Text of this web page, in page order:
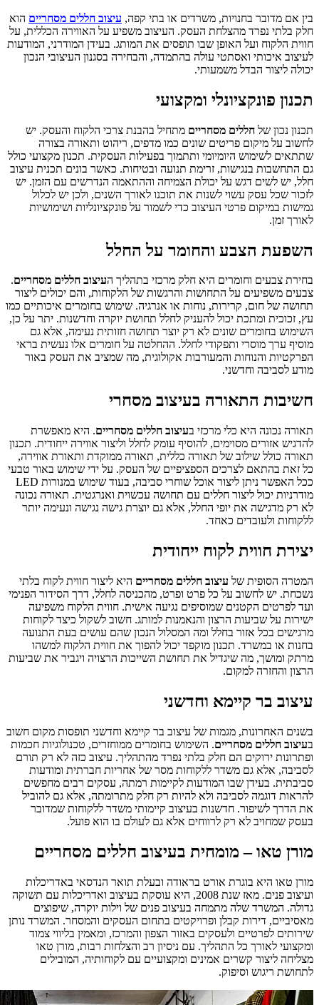
בין אם מדובר בחנויות, משרדים או בתי קפה, עיצוב חללים מסחריים הוא
חלק בלתי נפרד מהצלחת העסק. העיצוב משפיע על האווירה הכללית, על
חווית הלקוח ועל האופן שבו תופסים את המותג. בעידן המודרני, המודעות
לעיצוב איכותי ואסתטי עולה בהתמדה, והבחירה בסגנון העיצובי הנכון
יכולה ליצור הבדל משמעותי.
תכנון פונקציונלי ומקצועי
תכנון נכון של חללים מסחריים מתחיל בהבנת צרכי הלקוח והעסק. יש
לחשוב על מיקום פריטים שונים כמו מדפים, ריהוט ותאורה בצורה
שתתאים לשימוש היומיומי ותתמוך בפעילות העסקית. תכנון מקצועי כולל
גם התחשבות בנגישות, זרימת תנועה ובטיחות. כאשר בונים תכנית עיצוב
חלל, יש לשים דגש על יכולת הצמיחה וההתאמה הנדרשים עם הזמן. יש
לזכור שכל עסק עשוי לשנות את תוכנו לאורך השנים, ולכן יש לכלול
גמישות במיקום פרטי העיצוב כדי לשמור על פונקציונליות ושימושיות
לאורך זמן.
השפעת הצבע והחומר על החלל
בחירת צבעים וחומרים היא חלק מרכזי בתהליך העיצוב חללים מסחריים.
צבעים משפיעים על התחושות והרגשות של הלקוחות, והם יכולים ליצור
תחושה של חום, קרירות, נוחות או אנרגיה. שימוש בחומרים איכותיים כמו
עץ, זכוכית ומתכת יכול להעניק לחלל תחושת יוקרה וחדשנות. יתר על כן,
השימוש בחומרים שונים לא רק יוצר תחושה חזותית נעימה, אלא גם
מוסיף ערך מוסרי ותפקודי לחלל. ההחלטה על חומרים אלו נעשית בראי
הפרקטיות והנוחות והמעורבות אקולוגית, מה שמציב את העסק באור
מודע לסביבה וחדשני.
חשיבות התאורה בעיצוב מסחרי
תאורה נכונה היא כלי מרכזי בעיצוב חללים מסחריים. היא מאפשרת
להדגיש אזורים מסוימים, להוסיף עומק לחלל וליצור אווירה ייחודית. תכנון
תאורה כולל שילוב של תאורה כללית, תאורה ממוקדת ותאורת אווירה,
כל זאת בהתאם לצרכים הספציפיים של העסק. על ידי שימוש באור טבעי
ככל האפשר ניתן ליצור אוכל שוחרי סביבה, בעוד שימוש במנורות LED
מודרניות יכול ליצור חללים עם תחושה עכשוית ואנרגטית. תאורה נכונה
לא רק מדגישה את יופי החלל, אלא גם יוצרת גישה נגישה ונעימה יותר
ללקוחות ולעובדים כאחד.
יצירת חווית לקוח ייחודית
המטרה הסופית של עיצוב חללים מסחריים היא ליצור חווית לקוח בלתי
נשכחת. יש לחשוב על כל פרט ופרט, מהכניסה לחלל, דרך הסידור הפנימי
ועד לפרטים הקטנים שמוסיפים נגיעה אישית. חווית הלקוח משפיעה
ישירות על שביעות הרצון והנאמנות למותג. חשוב לשקול כיצד לקוחות
מרגישים בכל אזור בחלל ומה המסלול הנכון שהם עושים בעת התנועה
בחנות או במשרד. תכנון מוקפד יכול להפוך את חווית הלקוח למשהו
מרתק ומושך, מה שיגדיל את תחושת השייכות הרצויה ויגביר את שביעות
הרצון והחזרה למקום.
עיצוב בר קיימא וחדשני
בשנים האחרונות, מגמות של עיצוב בר קיימא וחדשני תופסות מקום חשוב
בעיצוב חללים מסחריים. השימוש בחומרים ממוחזרים, טכנולוגיות חכמות
ופתרונות ירוקים הם חלק בלתי נפרד מהתהליך. עיצוב כזה לא רק תורם
לסביבה, אלא גם משדר ללקוחות מסר של אחריות חברתית ומודעות
סביבתית. בעידן שבו המודעות לקיימות רמתה, עסקים רבים מחפשים
להראות דוגמה לסביבה ולא להיות רק חלק מתרומתה, אלא גם להוביל
את הדרך לשיפור. חדשנות בעיצוב קיימותי משדר ללקוחות שמדובר
בעסק שמחויב לא רק לרווחים אלא גם לעולם בו הוא פועל.
מורן טאו – מומחית בעיצוב חללים מסחריים
מורן טאו היא בוגרת אורט בראודה ובעלת תואר הנדסאי באדריכלות
ועיצוב פנים. מאז שנת 2008, היא עוסקת בעיצוב ואדריכלות עם תשוקה
גדולה. המשרד שלה מתמחה בעיצוב פנים של וילות יוקרה, שיפוצים
מאסיביים, דירות קבלן ופרויקטים בתחום העסקים והמסחר. המשרד נותן
שירותים לפרטיים ולעסקים באזור הצפון והמרכז, ומאמין בליווי צמוד
ומקצועי לאורך כל התהליך. עם ניסיון רב והצלחות רבות, מורן טאו
מצליחה ליצור קשרים אמינים ומקצועיים עם לקוחותיה, המובילים
לתחושת ריגוש וסיפוק.